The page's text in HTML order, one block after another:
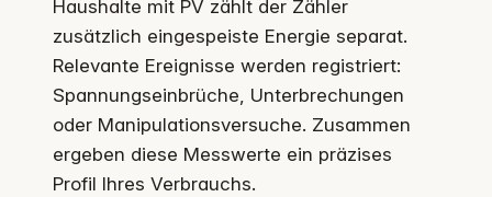
Haushalte mit PV zählt der Zähler
zusätzlich eingespeiste Energie separat.
Relevante Ereignisse werden registriert:
Spannungseinbrüche, Unterbrechungen
oder Manipulationsversuche. Zusammen
ergeben diese Messwerte ein präzises
Profil Ihres Verbrauchs.